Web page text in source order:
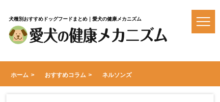
犬種別おすすめドッグフードまとめ｜愛犬の健康メカニズム
ホーム おすすめコラム ネルソンズ